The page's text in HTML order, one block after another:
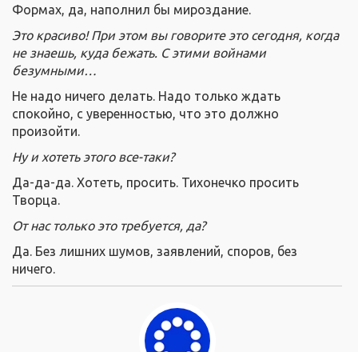
Формах, да, наполнил бы мироздание.
Это красиво! При этом вы говорите это сегодня, когда
не знаешь, куда бежать. С этими войнами
безумными…
Не надо ничего делать. Надо только ждать
спокойно, с уверенностью, что это должно
произойти.
Ну и хотеть этого все-таки?
Да-да-да. Хотеть, просить. Тихонечко просить
Творца.
От нас только это требуется, да?
Да. Без лишних шумов, заявлений, споров, без
ничего.